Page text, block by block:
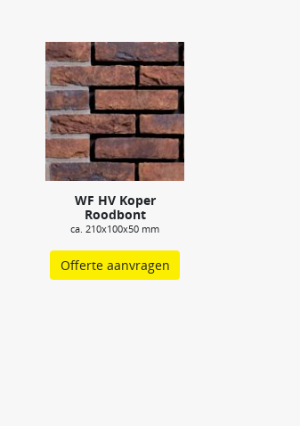
WF HV Koper
Roodbont
ca. 210x100x50 mm
Offerte aanvragen